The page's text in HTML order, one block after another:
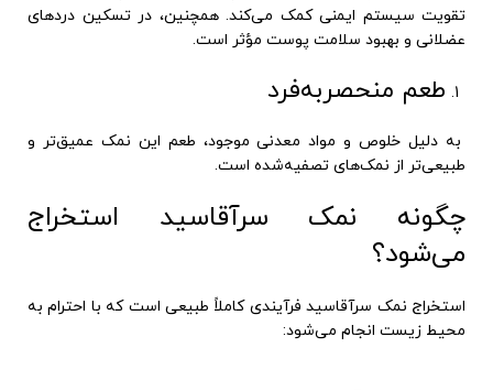
تقویت سیستم ایمنی کمک می‌کند. همچنین، در تسکین دردهای
عضلانی و بهبود سلامت پوست مؤثر است.
طعم منحصربه‌فرد
به دلیل خلوص و مواد معدنی موجود، طعم این نمک عمیق‌تر و
طبیعی‌تر از نمک‌های تصفیه‌شده است.
چگونه نمک سرآقاسید استخراج
می‌شود؟
استخراج نمک سرآقاسید فرآیندی کاملاً طبیعی است که با احترام به
محیط زیست انجام می‌شود: